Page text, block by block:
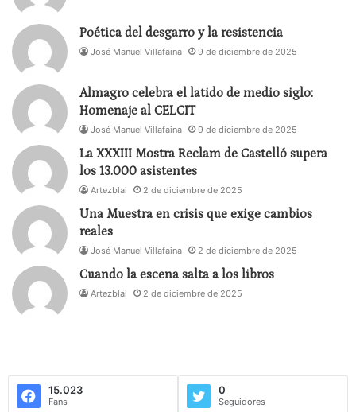
proceso del devenir.
Manuel Sesma Sanz
Espectáculo: Sefiní.Dramaturgia : Rubén Ontiveros
y Santi Ugalde.Actores: Santi Ugalde y Mila
Espiga.
Director: Javi Alonso. Compañía Trapu
Zaharra. Plaza de la Catedral del Cádiz.34 Festival
Iberoamericano de Teatro de Cádiz
Poética del desgarro y la resistencia
José Manuel Villafaina 9 de diciembre de 2025
Almagro celebra el latido de medio siglo:
Homenaje al CELCIT
José Manuel Villafaina 9 de diciembre de 2025
La XXXIII Mostra Reclam de Castelló supera
los 13.000 asistentes
Artezblai 2 de diciembre de 2025
Una Muestra en crisis que exige cambios
reales
José Manuel Villafaina 2 de diciembre de 2025
Cuando la escena salta a los libros
Artezblai 2 de diciembre de 2025
15.023
Fans
0
Seguidores